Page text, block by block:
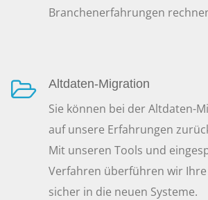
Branchenerfahrungen
Altdaten-Migration
Sie können bei der Altdaten-
auf unsere Erfahrungen
Mit unseren Tools und
Verfahren überführen wir
sicher in die neuen Systeme.